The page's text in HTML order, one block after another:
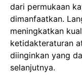
dari permukaan
dimanfaatkan.
meningkatkan
ketidakteraturan
diinginkan yang
selanjutnya.